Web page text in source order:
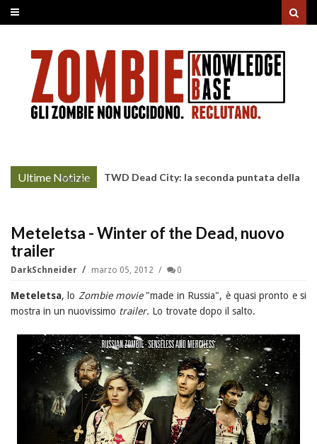
Ultime Notizie
More »
TWD Dead City: la seconda puntata della
Meteletsa - Winter of the Dead, nuovo
trailer
DarkSchneider marzo 05, 2012 0
Meteletsa, lo Zombie movie"made in Russia", è quasi pronto e si
mostra in un nuovissimo trailer. Lo trovate dopo il salto.